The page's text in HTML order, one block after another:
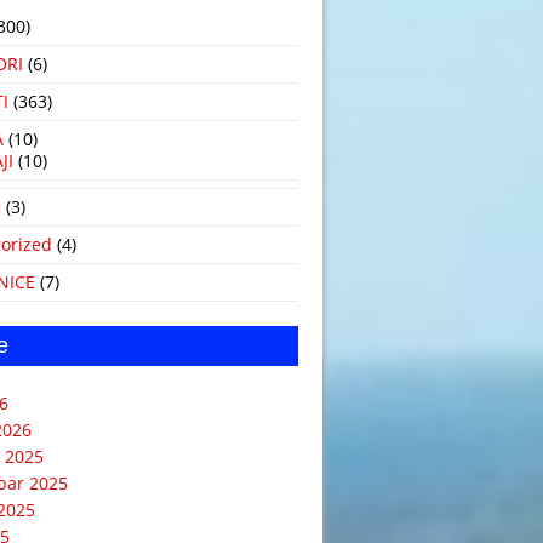
(6)
(363)
(10)
(10)
(3)
(4)
(7)
2025